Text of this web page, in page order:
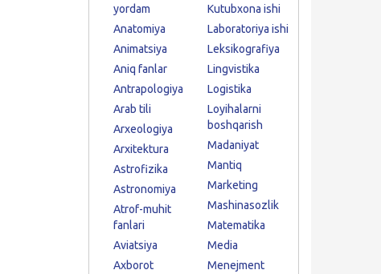
yordam
Anatomiya
Animatsiya
Aniq fanlar
Antrapologiya
Arab tili
Arxeologiya
Arxitektura
Astrofizika
Astronomiya
Atrof-muhit
fanlari
Aviatsiya
Axborot
Kutubxona ishi
Laboratoriya ishi
Leksikografiya
Lingvistika
Logistika
Loyihalarni
boshqarish
Madaniyat
Mantiq
Marketing
Mashinasozlik
Matematika
Media
Menejment